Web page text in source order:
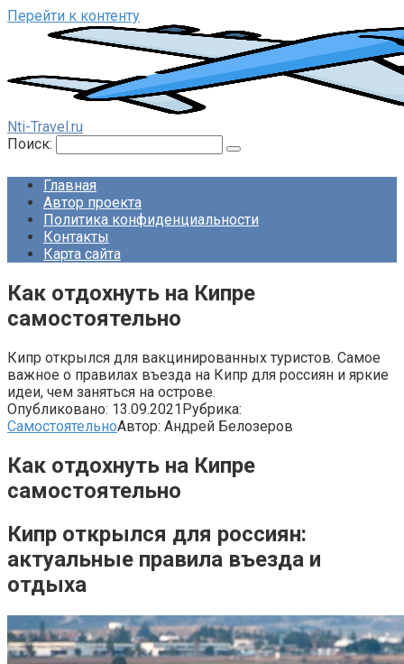
Перейти к контенту
Nti-Travel.ru
Поиск:
Главная
Автор проекта
Политика конфиденциальности
Контакты
Карта сайта
Как отдохнуть на Кипре
самостоятельно
Кипр открылся для вакцинированных туристов. Самое
важное о правилах въезда на Кипр для россиян и яркие
идеи, чем заняться на острове.
Опубликовано: 13.09.2021Рубрика:
СамостоятельноАвтор: Андрей Белозеров
Как отдохнуть на Кипре
самостоятельно
Кипр открылся для россиян:
актуальные правила въезда и
отдыха